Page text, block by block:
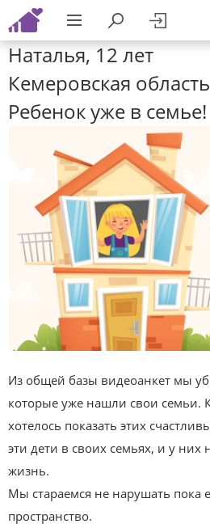
Наталья, 12 лет
Кемеровская область
Ребенок уже в семье!
Из общей базы видеоанкет мы
которые уже нашли свои семьи.
хотелось показать этих
эти дети в своих семьях, и у них
жизнь.
Мы стараемся не нарушать пока
пространство.